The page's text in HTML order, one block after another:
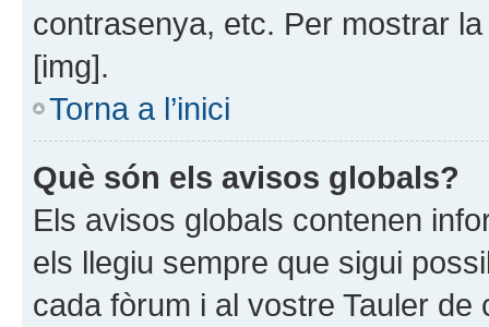
contrasenya, etc. Per mostrar
[img].
Torna a l’inici
Què són els avisos globals?
Els avisos globals contenen
els llegiu sempre que sigui
cada fòrum i al vostre Tauler de